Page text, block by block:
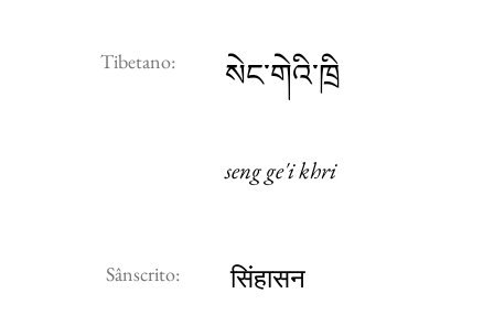
Tibetano: སེང་གེའི་ཁྲི
seng ge'i khri
Sânscrito: सिंहासन